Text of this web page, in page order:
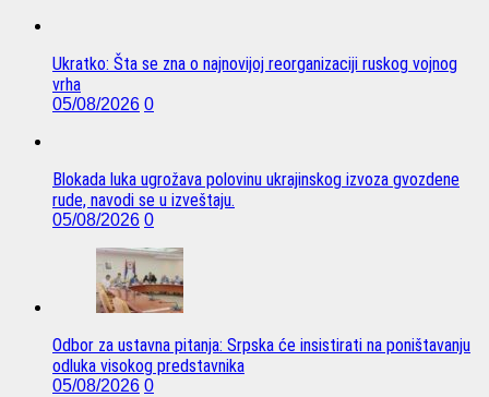
Ukratko: Šta se zna o najnovijoj reorganizaciji ruskog vojnog
vrha
05/08/2026 0
Blokada luka ugrožava polovinu ukrajinskog izvoza gvozdene
rude, navodi se u izveštaju.
05/08/2026 0
Odbor za ustavna pitanja: Srpska će insistirati na poništavanju
odluka visokog predstavnika
05/08/2026 0